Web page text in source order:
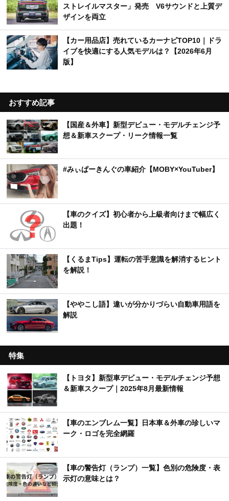
ストレイルマスター」発売 V6サウンドと上質デ
ザインを両立
【カー用品店】売れているカーナビTOP10｜ドラ
イブを快適にする人気モデルは？【2026年6月
版】
おすすめ記事
【国産＆外車】新型デビュー・モデルチェンジ予
想＆新車スクープ・リーク情報一覧
#みぃぱーきんぐの車紹介【MOBY×YouTuber】
【車のクイズ】初心者から上級者向けまで幅広く
出題！
【くるまTips】運転の苦手意識を解消するヒント
を解説！
【ややこし語】違いが分かりづらい自動車用語を
解説
特集
【トヨタ】新型車デビュー・モデルチェンジ予想
＆新車スクープ｜2025年8月最新情報
【車のエンブレム一覧】日本車＆外車の珍しいマ
ーク・ロゴを完全網羅
【車の警告灯（ランプ）一覧】色別の危険度・表
示灯の意味とは？